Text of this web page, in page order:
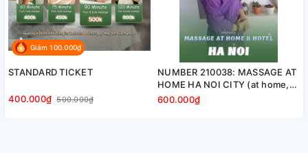
Giảm 100.000₫
STANDARD TICKET
400.000₫ 500.000₫
NUMBER 210038: MASSAGE AT
HOME HA NOI CITY (at home,
apartment, hotel…)
600.000₫